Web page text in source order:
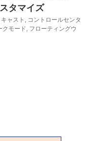
タマイズ
キャスト , コントロールセンタ
クモード, フローティングウ